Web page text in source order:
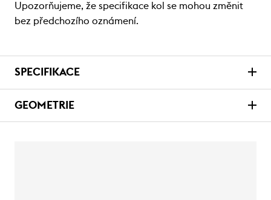
Upozorňujeme, že specifikace kol se mohou změnit
bez předchozího oznámení.
SPECIFIKACE
GEOMETRIE